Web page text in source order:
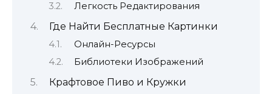
Легкость Редактирования
Где Найти Бесплатные Картинки
Онлайн-Ресурсы
Библиотеки Изображений
Крафтовое Пиво и Кружки